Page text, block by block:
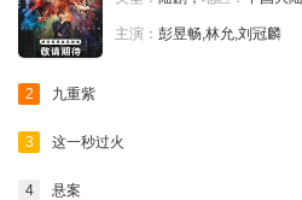
主演： 彭昱畅,林允,刘冠麟
2 九重紫
3 这一秒过火
4 悬案